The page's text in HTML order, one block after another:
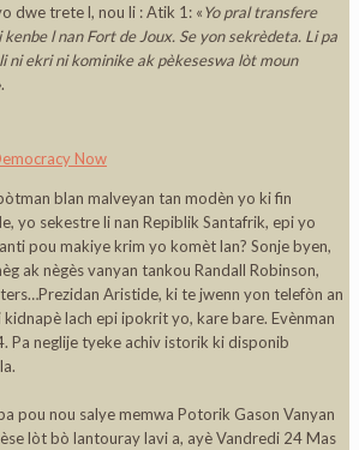
dwe trete l, nou li : Atik 1: «Yo pral transfere
l nan Fort de Joux. Se yon sekrèdeta. Li pa
ni ekri ni kominike ak pèkeseswa lòt moun
Now
blan malveyan tan modèn yo ki fin
yo sekestre li nan Repiblik Santafrik, epi yo
pou makiye krim yo komèt lan? Sonje byen,
ak nègès vanyan tankou Randall Robinson,
Aristide, ki te jwenn yon telefòn an
lach epi ipokrit yo, kare bare. Evènman
Pa neglije tyeke achiv istorik ki disponib
pou nou salye memwa Potorik Gason Vanyan
lòt bò lantouray lavi a, ayè Vandredi 24 Mas